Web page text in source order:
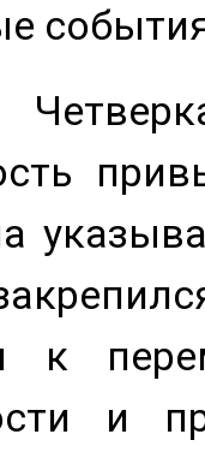
к
и